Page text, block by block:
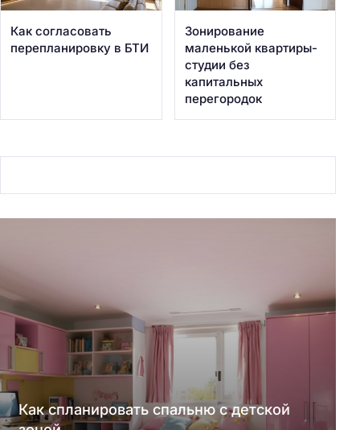
Как согласовать
перепланировку в БТИ
Зонирование
маленькой квартиры-
студии без
капитальных
перегородок
Как спланировать спальню с детской